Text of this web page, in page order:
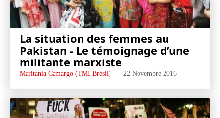
La situation des femmes au
Pakistan - Le témoignage d’une
militante marxiste
Maritania Camargo (TMI Brésil) 22 Novembre 2016